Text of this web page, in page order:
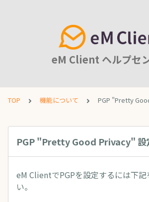
eM Client ヘルプセ
TOP 機能について PGP "Pretty
PGP "Pretty Good Privacy" 設
eM ClientでPGPを設定するには下記
い。